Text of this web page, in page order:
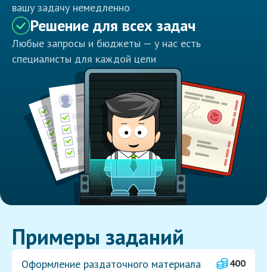
вашу задачу немедленно
Решение для всех задач
Любые запросы и бюджеты — у нас есть
специалисты для каждой цели
Примеры заданий
Оформление раздаточного материала
400